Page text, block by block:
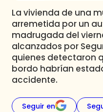
La vivienda de una
arremetida por un
madrugada del
alcanzados por
quienes detectaron
bordo habrían
accidente.
Seguir en
Todos Los